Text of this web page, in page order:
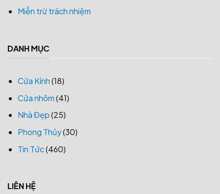
Miễn trừ trách nhiệm
DANH MỤC
Cửa Kính(18)
Cửa nhôm(41)
Nhà Đẹp(25)
Phong Thủy(30)
Tin Tức(460)
LIÊN HỆ